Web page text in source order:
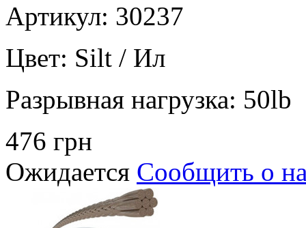
Артикул: 30237
Цвет: Silt / Ил
Разрывная нагрузка: 50lb
476 грн
Ожидается Сообщить о